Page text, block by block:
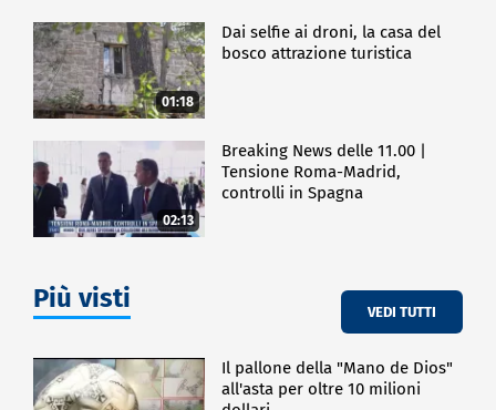
01:18
Dai selfie ai droni, la casa del
bosco attrazione turistica
02:13
Breaking News delle 11.00 |
Tensione Roma-Madrid,
controlli in Spagna
Più visti VEDI TUTTI
Il pallone della "Mano de Dios"
all'asta per oltre 10 milioni